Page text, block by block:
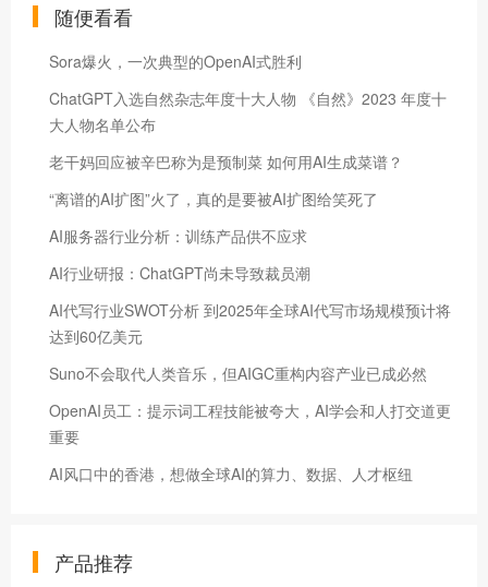
随便看看
Sora爆火，一次典型的OpenAI式胜利
ChatGPT入选自然杂志年度十大人物 《自然》2023 年度十
大人物名单公布
老干妈回应被辛巴称为是预制菜 如何用AI生成菜谱？
“离谱的AI扩图”火了，真的是要被AI扩图给笑死了
AI服务器行业分析：训练产品供不应求
AI行业研报：ChatGPT尚未导致裁员潮
AI代写行业SWOT分析 到2025年全球AI代写市场规模预计将
达到60亿美元
Suno不会取代人类音乐，但AIGC重构内容产业已成必然
OpenAI员工：提示词工程技能被夸大，AI学会和人打交道更
重要
AI风口中的香港，想做全球AI的算力、数据、人才枢纽
产品推荐